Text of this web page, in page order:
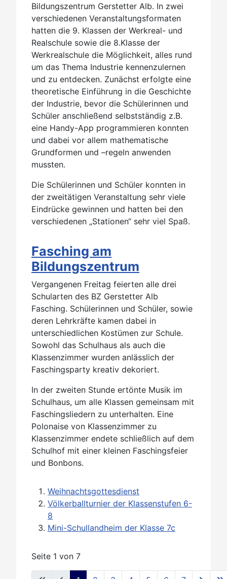
Bildungszentrum Gerstetter Alb. In zwei
verschiedenen Veranstaltungsformaten
hatten die 9. Klassen der Werkreal- und
Realschule sowie die 8.Klasse der
Werkrealschule die Möglichkeit, alles rund
um das Thema Industrie kennenzulernen
und zu entdecken. Zunächst erfolgte eine
theoretische Einführung in die Geschichte
der Industrie, bevor die Schülerinnen und
Schüler anschließend selbstständig z.B.
eine Handy-App programmieren konnten
und dabei vor allem mathematische
Grundformen und –regeln anwenden
mussten.
Die Schülerinnen und Schüler konnten in
der zweitätigen Veranstaltung sehr viele
Eindrücke gewinnen und hatten bei den
verschiedenen „Stationen“ sehr viel Spaß.
Fasching am
Bildungszentrum
Vergangenen Freitag feierten alle drei
Schularten des BZ Gerstetter Alb
Fasching. Schülerinnen und Schüler, sowie
deren Lehrkräfte kamen dabei in
unterschiedlichen Kostümen zur Schule.
Sowohl das Schulhaus als auch die
Klassenzimmer wurden anlässlich der
Faschingsparty kreativ dekoriert.
In der zweiten Stunde ertönte Musik im
Schulhaus, um alle Klassen gemeinsam mit
Faschingsliedern zu unterhalten. Eine
Polonaise von Klassenzimmer zu
Klassenzimmer endete schließlich auf dem
Schulhof mit einer kleinen Faschingsfeier
und Bonbons.
Weihnachtsgottesdienst
Völkerballturnier der Klassenstufen 6-
8
Mini-Schullandheim der Klasse 7c
Seite 1 von 7